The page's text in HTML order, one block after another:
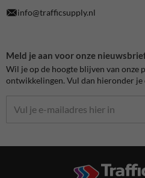
info@trafficsupply.nl
Meld je aan voor onze
Wil je op de hoogte blijven van onze
ontwikkelingen. Vul dan hieronder je